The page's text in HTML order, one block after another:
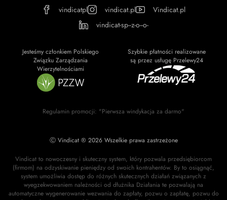
vindicatpl vindicat.pl
Vindicat.pl
vindicat-sp--z-o--o-
Jesteśmy członkiem Polskiego
Związku Zarządzania
Wierzytelnościami
Szybkie płatności realizowane
są przez usługę Przelewy24
Regulamin promocji: "Pierwsza windykacja za darmo"
Ⓒ Vindicat ® 2026 Wszelkie prawa zastrzeżone
Vindicat to nowoczesny i skuteczny system, który pozwala przedsiębiorcom
(firmom) na odzyskiwanie pieniędzy od swoich kontrahentów. By to osiągnąć,
system umożliwia dostęp do różnych skutecznych działań związanych z
wyegzekwowaniem należności od dłużnika Działania te pozwalają na
automatyczne wygenerowanie wezwania do zapłaty, pozwu o zapłatę, pozwu do